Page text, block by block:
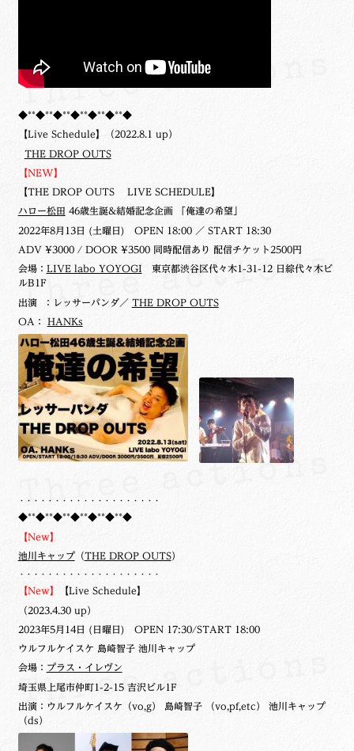
◆**◆**◆**◆**◆**◆**◆
【Live Schedule】（2022.8.1 up）
THE DROP OUTS
【NEW】
【THE DROP OUTS LIVE SCHEDULE】
ハロー松田 46歳生誕&結婚記念企画 「俺達の希望」
2022年8月13日 (土曜日) OPEN 18:00 ／ START 18:30
ADV ¥3000 / DOOR ¥3500 同時配信あり 配信チケット2500円
会場： LIVE labo YOYOGI 東京都渋谷区代々木1-31-12 日綜代々木ビ
ルB1F
出演 ：レッサーパンダ／ THE DROP OUTS
OA： HANKs
・・・・・・・・・・・・・・・・・・・・
◆**◆**◆**◆**◆**◆**◆
【New】
池川キャップ（THE DROP OUTS）
・・・・・・・・・・・・・・・・・・・・
【New】 【Live Schedule】
（2023.4.30 up）
2023年5月14日 (日曜日) OPEN 17:30/START 18:00
ウルフルケイスケ 島崎智子 池川キャップ
会場： プラス・イレヴン
埼玉県上尾市仲町1-2-15 吉沢ビル1F
出演：ウルフルケイスケ（vo,g） 島崎智子 （vo,pf,etc） 池川キャップ
（ds）